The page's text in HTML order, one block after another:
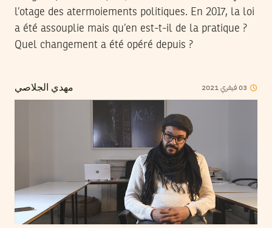
l’otage des atermoiements politiques. En 2017, la loi
a été assouplie mais qu’en est-t-il de la pratique ?
Quel changement a été opéré depuis ?
مهدي الجلاصي 03فيفري2021